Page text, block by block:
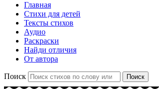
Главная
Стихи для детей
Тексты стихов
Аудио
Раскраски
Найди отличия
От автора
Поиск Поиск